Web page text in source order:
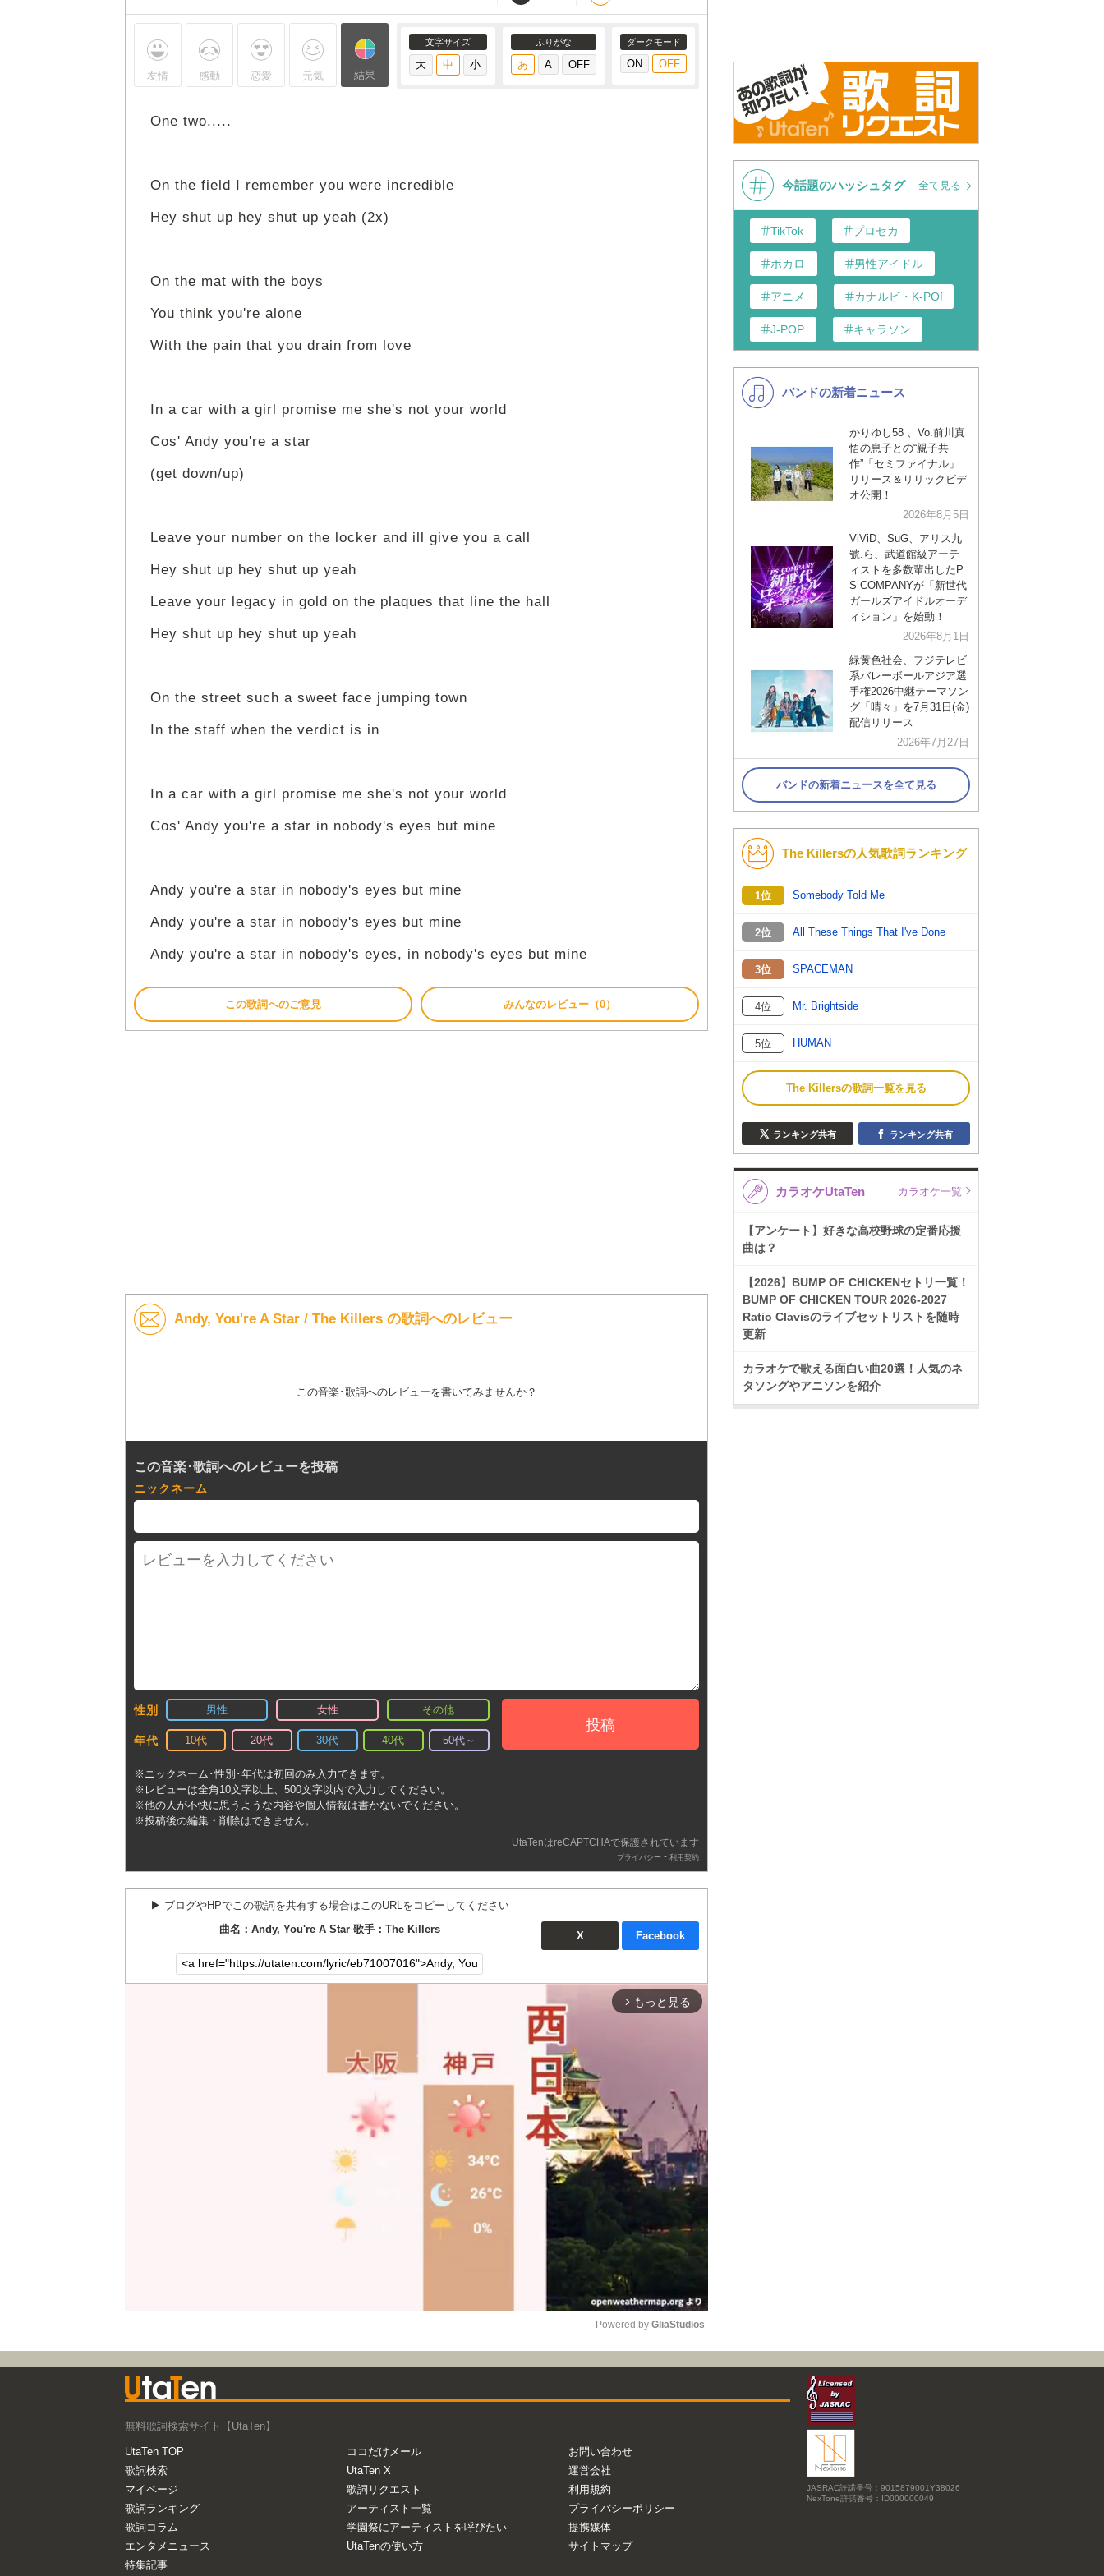
友情 感動 恋愛 元気 結果
文字サイズ ふりがな ダークモード
One two.....
On the field I remember you were incredible
Hey shut up hey shut up yeah (2x)
On the mat with the boys
You think you're alone
With the pain that you drain from love
In a car with a girl promise me she's not your world
Cos' Andy you're a star
(get down/up)
Leave your number on the locker and ill give you a call
Hey shut up hey shut up yeah
Leave your legacy in gold on the plaques that line the hall
Hey shut up hey shut up yeah
On the street such a sweet face jumping town
In the staff when the verdict is in
In a car with a girl promise me she's not your world
Cos' Andy you're a star in nobody's eyes but mine
Andy you're a star in nobody's eyes but mine
Andy you're a star in nobody's eyes but mine
Andy you're a star in nobody's eyes, in nobody's eyes but mine
この歌詞へのご意見 みんなのレビュー（0）
Andy, You're A Star / The Killers の歌詞へのレビュー
この音楽･歌詞へのレビューを書いてみませんか？
この音楽･歌詞へのレビューを投稿
ニックネーム
性別 男性 女性 その他
年代 10代 20代 30代 40代 50代～
投稿
※ニックネーム･性別･年代は初回のみ入力できます。
※レビューは全角10文字以上、500文字以内で入力してください。
※他の人が不快に思うような内容や個人情報は書かないでください。
※投稿後の編集・削除はできません。
UtaTenはreCAPTCHAで保護されています
プライバシー - 利用契約
▶︎ ブログやHPでこの歌詞を共有する場合はこのURLをコピーしてください
曲名：Andy, You're A Star 歌手：The Killers
X Facebook
arrow_forward_ios もっと見る
Mute
Powered by GliaStudios
今話題のハッシュタグ 全て見る
TikTok プロセカ
ボカロ 男性アイドル
アニメ カナルビ・K-POP和訳
J-POP キャラソン
K-POP 演歌・歌謡
洋楽
VTuber ディズニー
バンドの新着ニュース
かりゆし58 、Vo.前川真
悟の息子との“親子共
作”「セミファイナル」
リリース＆リリックビデ
オ公開！
2026年8月5日
ViViD、SuG、アリス九
號.ら、武道館級アーテ
ィストを多数輩出したP
S COMPANYが「新世代
ガールズアイドルオーデ
ィション」を始動！
2026年8月1日
緑黄色社会、フジテレビ
系バレーボールアジア選
手権2026中継テーマソン
グ「晴々」を7月31日(金)
配信リリース
2026年7月27日
バンドの新着ニュースを全て見る
The Killersの人気歌詞ランキング
1位 Somebody Told Me
2位 All These Things That I've Done
3位 SPACEMAN
4位 Mr. Brightside
5位 HUMAN
The Killersの歌詞一覧を見る
ランキング共有 ランキング共有
カラオケUtaTen カラオケ一覧
【アンケート】好きな高校野球の定番応援
曲は？
【2026】BUMP OF CHICKENセトリ一覧！
BUMP OF CHICKEN TOUR 2026-2027
Ratio Clavisのライブセットリストを随時
更新
カラオケで歌える面白い曲20選！人気のネ
タソングやアニソンを紹介
無料歌詞検索サイト【UtaTen】
UtaTen TOP
歌詞検索
マイページ
歌詞ランキング
歌詞コラム
エンタメニュース
特集記事
ココだけメール
UtaTen X
歌詞リクエスト
アーティスト一覧
学園祭にアーティストを呼びたい
UtaTenの使い方
お問い合わせ
運営会社
利用規約
プライバシーポリシー
提携媒体
サイトマップ
JASRAC許諾番号：9015879001Y38026
NexTone許諾番号：ID000000049